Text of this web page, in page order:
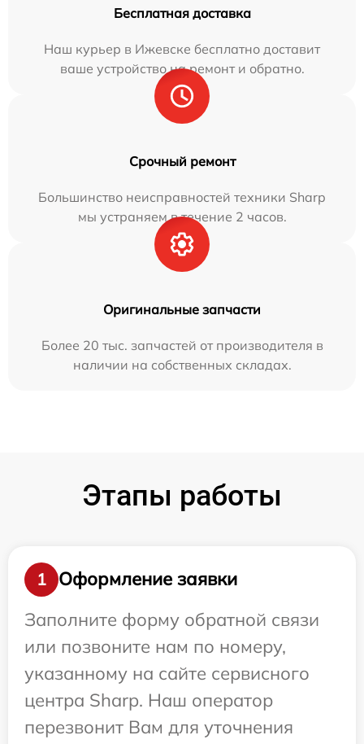
Бесплатная доставка
Наш курьер в Ижевске бесплатно доставит
ваше устройство на ремонт и обратно.
Срочный ремонт
Большинство неисправностей техники Sharp
мы устраняем в течение 2 часов.
Оригинальные запчасти
Более 20 тыс. запчастей от производителя в
наличии на собственных складах.
Этапы работы
1
Оформление заявки
Заполните форму обратной связи
или позвоните нам по номеру,
указанному на сайте сервисного
центра Sharp. Наш оператор
перезвонит Вам для уточнения